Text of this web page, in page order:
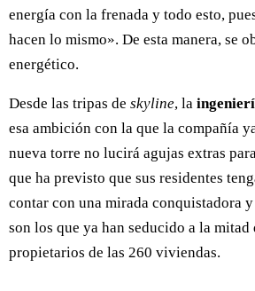
energía con la frenada y todo esto,
hacen lo mismo». De esta manera, se
energético.
Desde las tripas de skyline, la
esa ambición con la que la compañía
nueva torre no lucirá agujas extras
que ha previsto que sus residentes
contar con una mirada conquistadora
son los que ya han seducido a la
propietarios de las 260 viviendas.